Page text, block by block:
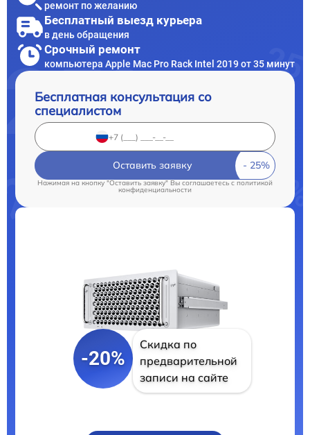
ремонт по желанию
Бесплатный выезд курьера
в день обращения
Срочный ремонт
компьютера Apple Mac Pro Rack Intel 2019 от 35 минут
Бесплатная консультация со
специалистом
Оставить заявку
Нажимая на кнопку "Оставить заявку" Вы соглашаетесь cполитикой
конфиденциальности
-20%
Скидка по
предварительной
записи на сайте